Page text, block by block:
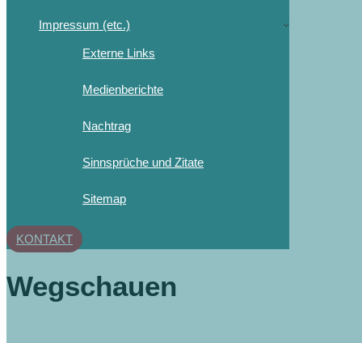
Impressum (etc.)
Externe Links
Medienberichte
Nachtrag
Sinnsprüche und Zitate
Sitemap
KONTAKT
Wegschauen